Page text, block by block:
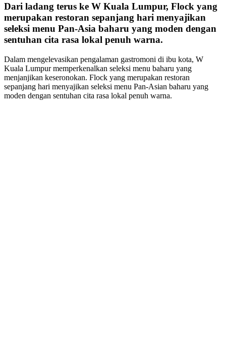
Dari ladang terus ke W Kuala Lumpur, Flock yang
merupakan restoran sepanjang hari menyajikan
seleksi menu Pan-Asia baharu yang moden dengan
sentuhan cita rasa lokal penuh warna.
Dalam mengelevasikan pengalaman gastromoni di ibu kota, W
Kuala Lumpur memperkenalkan seleksi menu baharu yang
menjanjikan keseronokan. Flock yang merupakan restoran
sepanjang hari menyajikan seleksi menu Pan-Asian baharu yang
moden dengan sentuhan cita rasa lokal penuh warna.